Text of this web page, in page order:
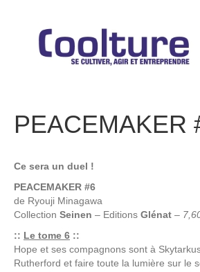
PEACEMAKER
Ce sera un duel !
PEACEMAKER #6
de Ryouji Minagawa
Collection Seinen – Editions Glénat –
:: Le tome 6 ::
Hope et ses compagnons sont à
Rutherford et faire toute la lumière sur le